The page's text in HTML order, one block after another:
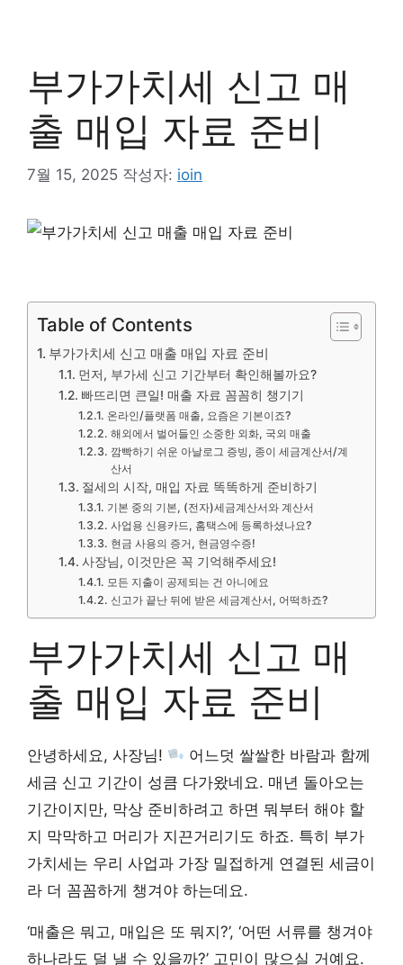
부가가치세 신고 매
출 매입 자료 준비
7월 15, 2025 작성자: ioin
Table of Contents
부가가치세 신고 매출 매입 자료 준비
먼저, 부가세 신고 기간부터 확인해볼까요?
빠뜨리면 큰일! 매출 자료 꼼꼼히 챙기기
온라인/플랫폼 매출, 요즘은 기본이죠?
해외에서 벌어들인 소중한 외화, 국외 매출
깜빡하기 쉬운 아날로그 증빙, 종이 세금계산서/계
산서
절세의 시작, 매입 자료 똑똑하게 준비하기
기본 중의 기본, (전자)세금계산서와 계산서
사업용 신용카드, 홈택스에 등록하셨나요?
현금 사용의 증거, 현금영수증!
사장님, 이것만은 꼭 기억해주세요!
모든 지출이 공제되는 건 아니에요
신고가 끝난 뒤에 받은 세금계산서, 어떡하죠?
부가가치세 신고 매
출 매입 자료 준비
안녕하세요, 사장님!
어느덧 쌀쌀한 바람과 함께
세금 신고 기간이 성큼 다가왔네요. 매년 돌아오는
기간이지만, 막상 준비하려고 하면 뭐부터 해야 할
지 막막하고 머리가 지끈거리기도 하죠. 특히 부가
가치세는 우리 사업과 가장 밀접하게 연결된 세금이
라 더 꼼꼼하게 챙겨야 하는데요.
‘매출은 뭐고, 매입은 또 뭐지?’, ‘어떤 서류를 챙겨야
하나라도 덜 낼 수 있을까?’ 고민이 많으실 거예요.